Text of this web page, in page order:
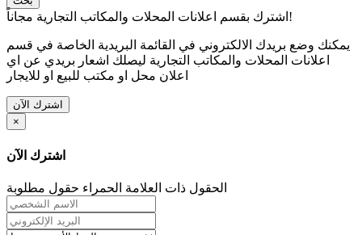
اشترك بقسم اعلانات المحلات والمكاتب التجارية مجاناً!
يمكنك وضع بريدك الالكتروني في القائمة البريدية الخاصة في قسم
اعلانات المحلات والمكاتب التجارية ليصلك اشعار بريدي عن اي
اعلان محل او مكتب للبيع او للايجار
اشترك الآن
×
اشترك الآن
الحقول ذات العلامة الحمراء حقول مطلوبة